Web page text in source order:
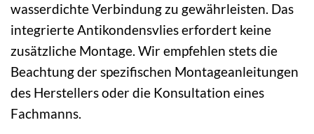
wasserdichte Verbindung zu gewährleisten. Das
integrierte Antikondensvlies erfordert keine
zusätzliche Montage. Wir empfehlen stets die
Beachtung der spezifischen Montageanleitungen
des Herstellers oder die Konsultation eines
Fachmanns.